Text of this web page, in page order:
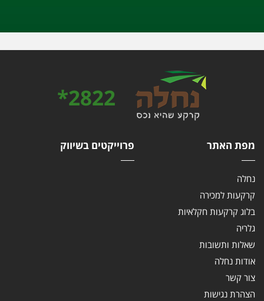
2822*
מפת האתר
נחלה
קרקעות למכירה
בלוג קרקעות חקלאיות
גלריה
שאלות ותשובות
אודות נחלה
צור קשר
הצהרת נגישות
פרוייקטים בשיווק